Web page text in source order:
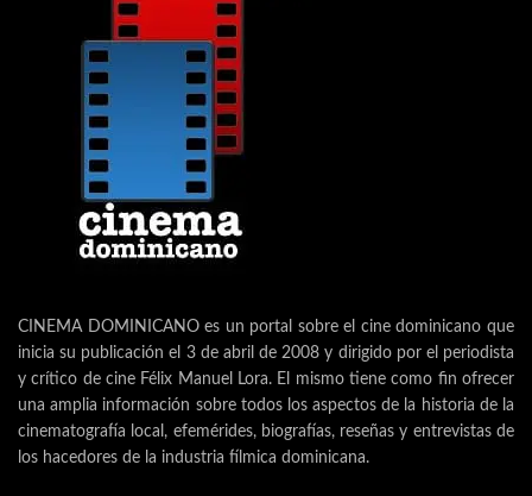
CINEMA DOMINICANO es un portal sobre el cine dominicano que
inicia su publicación el 3 de abril de 2008 y dirigido por el periodista
y crítico de cine Félix Manuel Lora. El mismo tiene como fin ofrecer
una amplia información sobre todos los aspectos de la historia de la
cinematografía local, efemérides, biografías, reseñas y entrevistas de
los hacedores de la industria fílmica dominicana.